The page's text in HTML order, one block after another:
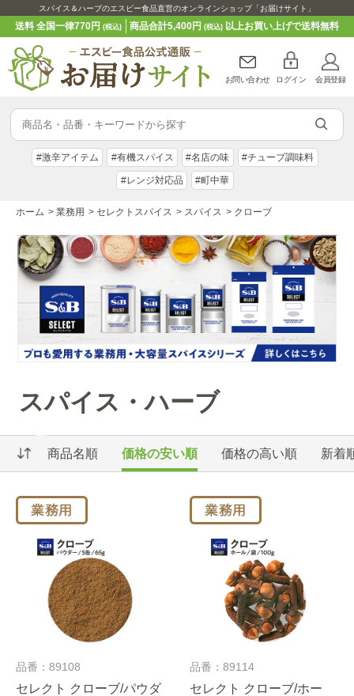
スパイス＆ハーブのエスビー食品直営のオンラインショップ「お届けサイト」
送料 全国一律770円(税込) 商品合計5,400円 (税込)以上お買い上げで送料無料
お問い合わせ ログイン 会員登録
#激辛アイテム #有機スパイス #名店の味 #チューブ調味料
#レンジ対応品 #町中華
ホーム > 業務用 > セレクトスパイス > スパイス > クローブ
スパイス・ハーブ
商品名順 価格の安い順 価格の高い順 新着
品番：89108
セレクト クローブ/パウダ
品番：89114
セレクト クローブ/ホー